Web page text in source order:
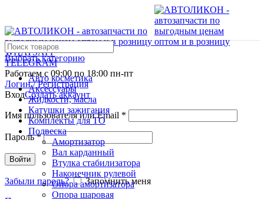
WHATSAPP
TELEGRAM
Работаем с 09:00 по 18:00 пн-пт
Логин / Регистрация
ВходСоздать аккаунт
Имя пользователя или Email *
Пароль*
Войти
Забыли пароль?
Запомнить меня
Выбрать категорию
Авто косметика
Аксессуары
Жидкости, масла
Катушки зажигания
Комплекты для ТО
Подвеска
Амортизатор
Вал карданный
Втулка стабилизатора
Наконечник рулевой
Опора амортизатора
Опора шаровая